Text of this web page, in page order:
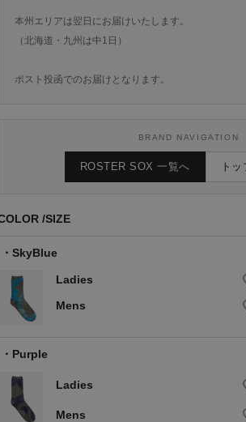
本州エリアは翌日にお届けいたします。
（北海道・九州は中1日）
ポスト投函でのお届けとなります。
BRAND NAVIGATION
ROSTER SOX 一覧へ ト
SIZE
SkyBlue
Ladies
Mens
Purple
Ladies
Mens